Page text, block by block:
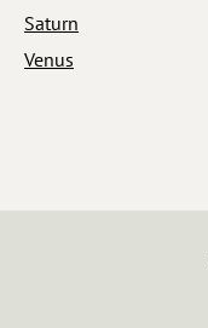
Saturn
Venus